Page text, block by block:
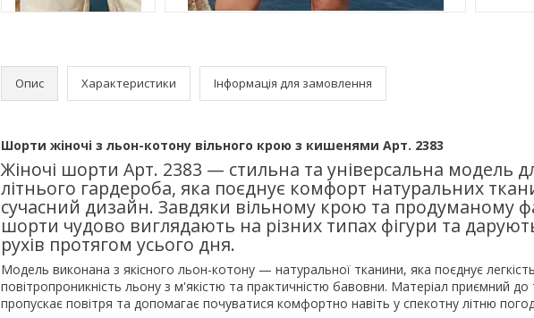
Опис Характеристики Інформація для замовлення
Шорти жіночі з льон-котону вільного крою з кишенями Арт. 2383
Жіночі шорти Арт. 2383 — стильна та універсальна модель
літнього гардероба, яка поєднує комфорт натуральних
сучасний дизайн. Завдяки вільному крою та продуманому
шорти чудово виглядають на різних типах фігури та
рухів протягом усього дня.
Модель виконана з якісного льон-котону — натуральної тканини, яка поєднує легкість
повітропроникність льону з м'якістю та практичністю бавовни. Матеріал приємний до
пропускає повітря та допомагає почуватися комфортно навіть у спекотну літню